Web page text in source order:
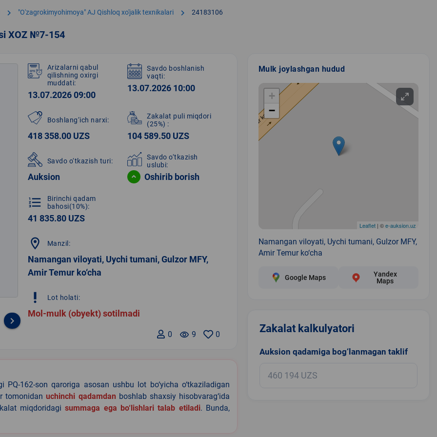
chevron_right "O'zagrokimyohimoya" AJ Qishloq xo'jalik texnikalari chevron_right 24183106
XOZ №7-154
keyboard_arrow_right
Arizalarni qabul
qilishning oxirgi
muddati:
13.07.2026 09:00
Savdo boshlanish
vaqti:
13.07.2026 10:00
Boshlang‘ich narxi:
418 358.00 UZS
Zakalat puli miqdori
(25%) :
104 589.50 UZS
Savdo o‘tkazish turi:
Auksion
Savdo o‘tkazish
uslubi:
Oshirib borish
format_list_numbered
Birinchi qadam
bahosi(10%):
41 835.80 UZS
location_on Manzil:
Namangan viloyati, Uychi tumani, Gulzor MFY,
Amir Temur ko‘cha
priority_high Lot holati:
Mol-mulk (obyekt) sotilmadi
0
remove_red_eye 9
0
PQ-162-son qaroriga asosan ushbu lot bo‘yicha o‘tkaziladigan
tomonidanuchinchi qadamdan boshlab shaxsiy hisobvarag‘ida
miqdoridagisummaga ega bo‘lishlari talab etiladi. Bunda,
Mulk joylashgan hudud
+
−
Leaflet| ©e-auksion.uz
Namangan viloyati, Uychi tumani, Gulzor MFY,
Amir Temur ko‘cha
Google Maps
Yandex
Maps
Zakalat kalkulyatori
Auksion qadamiga bog‘lanmagan taklif